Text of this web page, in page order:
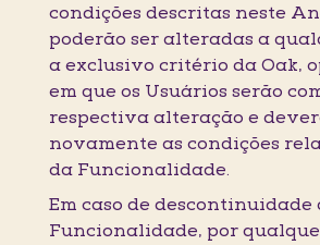
condições descritas neste
poderão ser alteradas a
a exclusivo critério da Oak,
em que os Usuários serão
respectiva alteração e
novamente as condições
da Funcionalidade.
Em caso de descontinuidade
Funcionalidade, por